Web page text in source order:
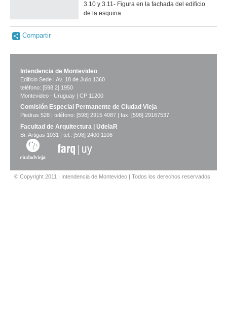
3.10 y 3.11- Figura en la fachada del edificio
de la esquina.
Compartir
Intendencia de Montevideo
Edificio Sede | Av. 18 de Julio 1360
teléfono: [598 2] 1950
Montevideo - Uruguay | CP 11200
Comisión Especial Permanente de Ciudad Vieja
Piedras 528 | teléfono: [598] 2915 4087 | fax: [598] 29167537
Facultad de Arquitectura | UdelaR
Br. Artigas 1031 | tel.: [598] 2400 1106
© Copyright 2011 | Intendencia de Montevideo | Todos los derechos reservados